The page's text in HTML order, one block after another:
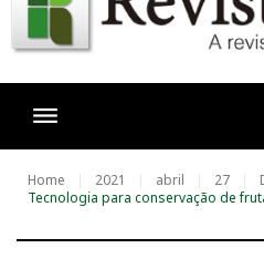
Home 2021 abril 27
Tecnologia para conservação de